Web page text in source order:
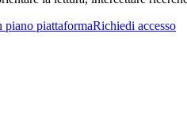
piano piattaformaRichiedi accesso